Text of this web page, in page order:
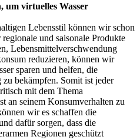
um virtuelles Wasser
Lebensstil können wir schon
und saisonale Produkte
Lebensmittelverschwendung
reduzieren, können wir
sparen und helfen, die
bekämpfen. Somit ist jeder
mit dem Thema
an seinem Konsumverhalten zu
wir es schaffen die
dafür sorgen, dass die
Regionen geschützt